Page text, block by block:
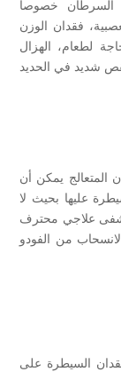
السرطان خصوصا
فقدان الوزن
لطعام، الهزال
شديد في الحديد
المتعالج يمكن أن
عليها بحيث لا
علاجي محترف
من الفودو
السيطرة على